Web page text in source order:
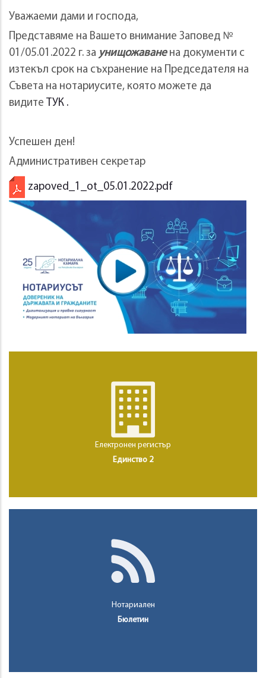
Уважаеми дами и господа,
Представяме на Вашето внимание Заповед №
01/05.01.2022 г. за унищожаванена документи с
изтекъл срок на съхранение на Председателя на
Съвета на нотариусите, която можете да
видите ТУК .
Успешен ден!
Административен секретар
zapoved_1_ot_05.01.2022.pdf
Електронен регистър
Единство 2
Нотариален
Бюлетин